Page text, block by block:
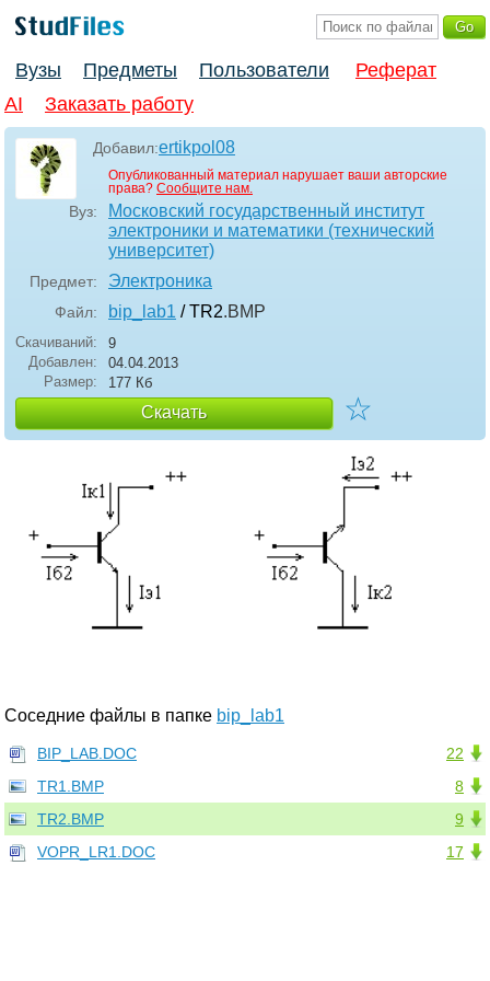
Вузы Предметы Пользователи
Реферат
AI
Заказать работу
Добавил:ertikpol08
Опубликованный материал нарушает ваши авторские
права? Сообщите нам.
Вуз:
Московский государственный институт
электроники и математики (технический
университет)
Предмет: Электроника
Файл: bip_lab1 / TR2.BMP
Скачиваний:
9
Добавлен:
04.04.2013
Размер:
177 Кб
Скачать ☆
Соседние файлы в папке bip_lab1
22
BIP_LAB.DOC
8
TR1.BMP
9
TR2.BMP
17
VOPR_LR1.DOC